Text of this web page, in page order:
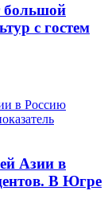
большой
с гостем
Азии в
В Югре